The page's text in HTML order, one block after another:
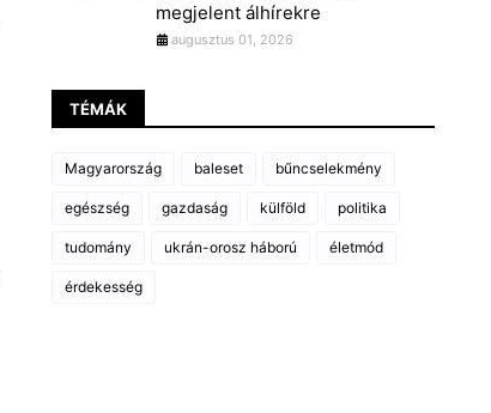
megjelent álhírekre
augusztus 01, 2026
TÉMÁK
Magyarország baleset bűncselekmény
egészség gazdaság külföld politika
tudomány ukrán-orosz háború életmód
érdekesség